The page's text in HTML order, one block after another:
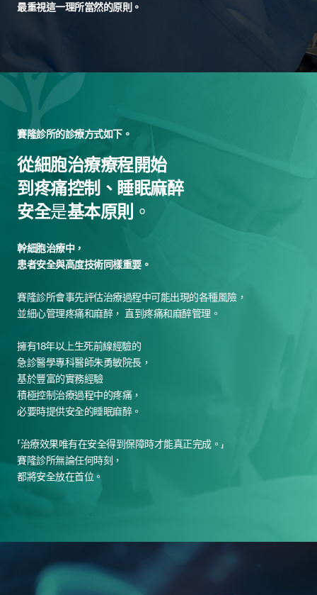
最重視這一理所當然的原則。
賽隆診所的診療方式如下。
從細胞治療療程開始
到疼痛控制、睡眠麻醉
安全是基本原則 。
幹細胞治療中，
患者安全與高度技術同樣重要。
賽隆診所會事先評估治療過程中可能出現的各種風險，
並細心管理疼痛和麻醉， 直到疼痛和麻醉管理。
擁有18年以上生死前線經驗的
急診醫學專科醫師朱勇敏院長，
基於豐富的實務經驗
積極控制治療過程中的疼痛，
必要時提供安全的睡眠麻醉。
「治療效果唯有在安全得到保障時才能真正完成。」
賽隆診所無論任何時刻，
都將安全放在首位。